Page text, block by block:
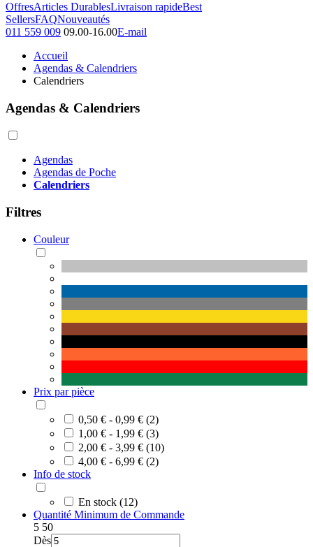
OffresArticles DurablesLivraison rapideBest
SellersFAQNouveautés
011 559 009 09.00-16.00E-mail
Accueil
Agendas & Calendriers
Calendriers
Agendas & Calendriers
Agendas
Agendas de Poche
Calendriers
Filtres
Couleur
Prix par pièce
0,50 € - 0,99 € (2)
1,00 € - 1,99 € (3)
2,00 € - 3,99 € (10)
4,00 € - 6,99 € (2)
Info de stock
En stock (12)
Quantité Minimum de Commande
5 50
Dès